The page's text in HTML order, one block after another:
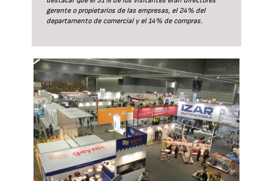
gerente o propietarios de las empresas, el 24% del
departamento de comercial y el 14% de compras.